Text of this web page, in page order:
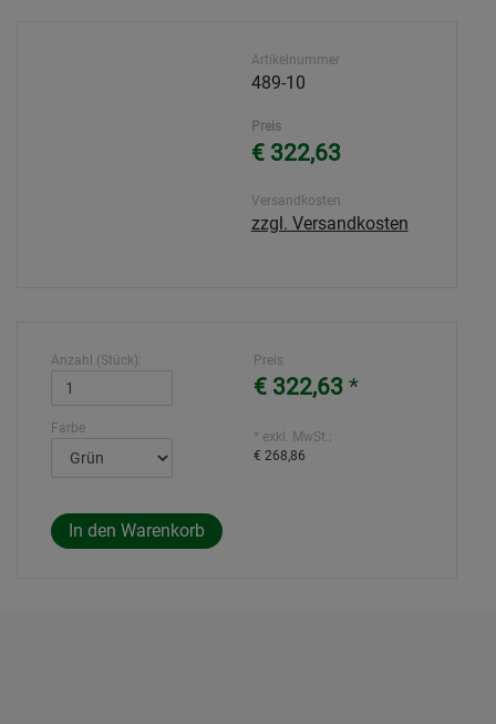
Artikelnummer
489-10
Preis
€ 322,63
Versandkosten
zzgl. Versandkosten
Anzahl (Stück):
Farbe
Preis
€ 322,63 *
* exkl. MwSt.:
€ 268,86